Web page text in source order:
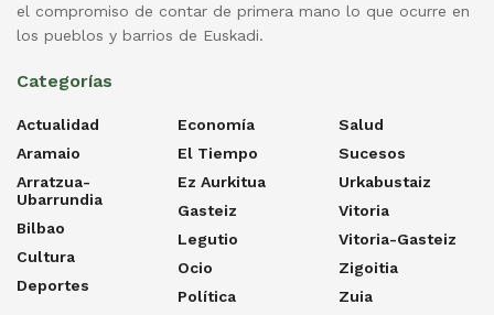
el compromiso de contar de primera mano lo que ocurre en
los pueblos y barrios de Euskadi.
Categorías
Actualidad
Aramaio
Arratzua-
Ubarrundia
Bilbao
Cultura
Deportes
Economía
El Tiempo
Ez Aurkitua
Gasteiz
Legutio
Ocio
Política
Salud
Sucesos
Urkabustaiz
Vitoria
Vitoria-Gasteiz
Zigoitia
Zuia